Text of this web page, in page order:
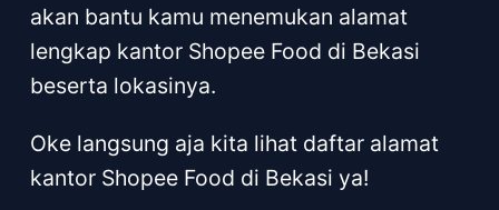
akan bantu kamu menemukan alamat
lengkap kantor Shopee Food di Bekasi
beserta lokasinya.
Oke langsung aja kita lihat daftar alamat
kantor Shopee Food di Bekasi ya!